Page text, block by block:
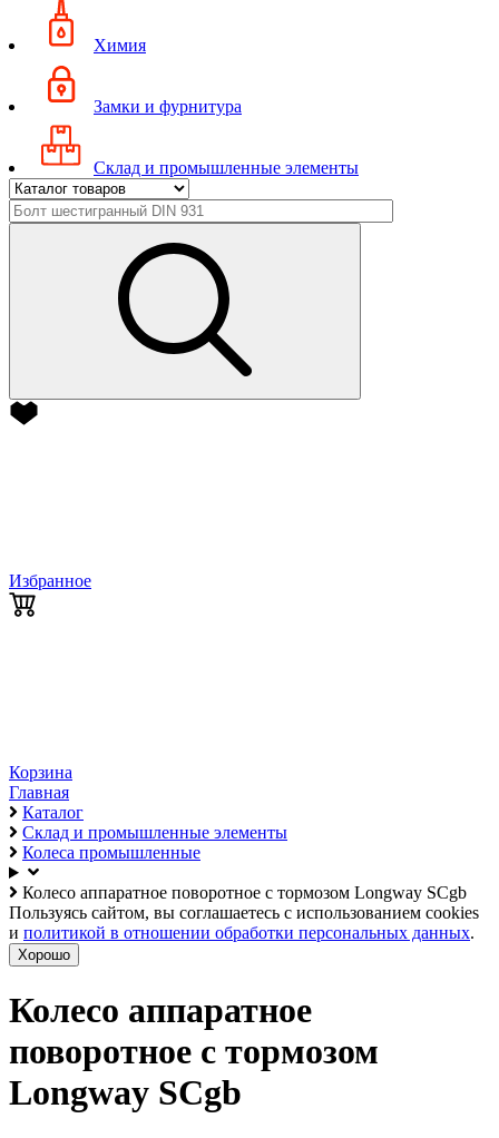
Химия
Замки и фурнитура
Склад и промышленные элементы
Избранное
Корзина
Главная
Каталог
Склад и промышленные элементы
Колеса промышленные
Колесо аппаратное поворотное с тормозом Longway SCgb
Пользуясь сайтом, вы соглашаетесь с использованием cookies
и политикой в отношении обработки персональных данных.
Хорошо
Колесо аппаратное
поворотное с тормозом
Longway SCgb